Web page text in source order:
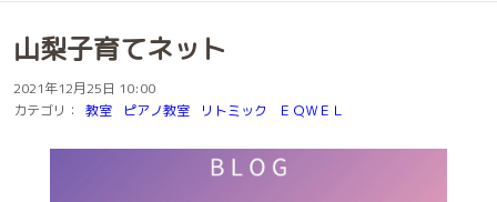
山梨子育てネット
2021年12月25日 10:00
カテゴリ：
教室 ピアノ教室 リトミック ＥＱＷＥＬ